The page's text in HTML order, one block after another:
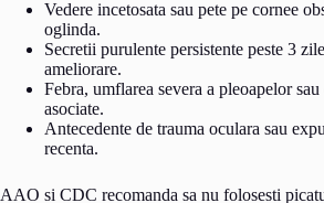
Vedere incetosata sau pete pe cornee
oglinda.
Secretii purulente persistente peste 3
ameliorare.
Febra, umflarea severa a pleoapelor
asociate.
Antecedente de trauma oculara sau
recenta.
AAO si CDC recomanda sa nu folosesti